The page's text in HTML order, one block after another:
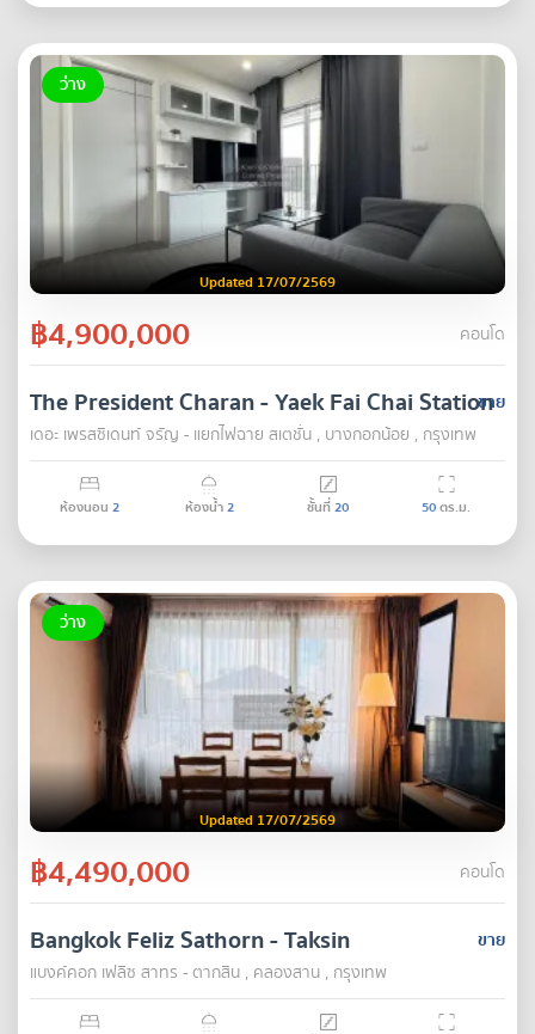
ว่าง
Updated 17/07/2569
฿4,900,000 คอนโด
ขาย
The President Charan - Yaek Fai Chai Station
เดอะ เพรสซิเดนท์ จรัญ - แยกไฟฉาย สเตชั่น , บางกอกน้อย , กรุงเทพ
ห้องนอน 2 ห้องน้ำ2 ชั้นที่20 50ตร.ม.
ว่าง
Updated 17/07/2569
฿4,490,000 คอนโด
ขาย
Bangkok Feliz Sathorn - Taksin
แบงค์คอก เฟลิซ สาทร - ตากสิน , คลองสาน , กรุงเทพ